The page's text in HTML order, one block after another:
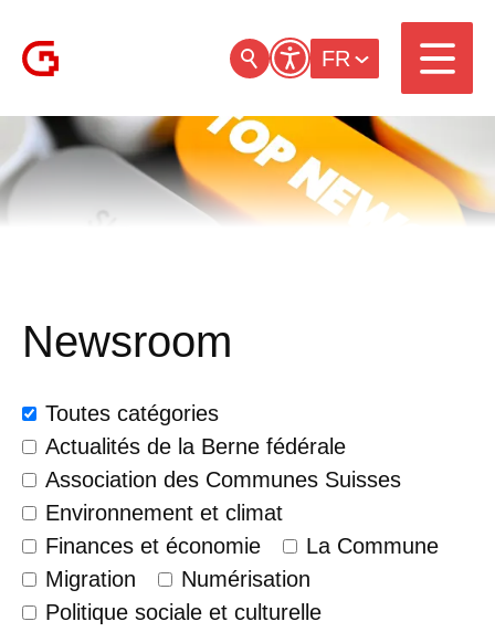
FR
Newsroom
Toutes catégories
Actualités de la Berne fédérale
Association des Communes Suisses
Environnement et climat
Finances et économie
La Commune
Migration
Numérisation
Politique sociale et culturelle